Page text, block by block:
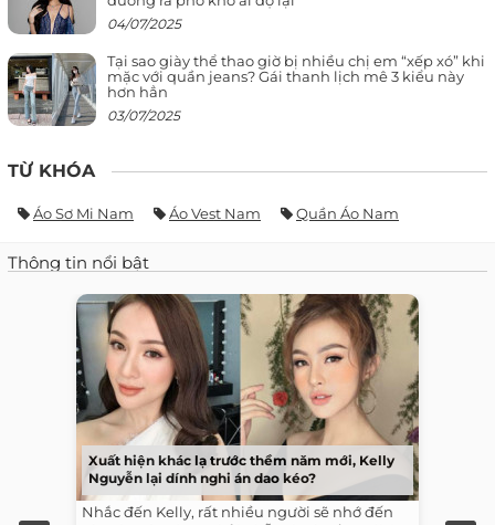
04/07/2025
Tại sao giày thể thao giờ bị nhiều chị em “xếp xó” khi
mặc với quần jeans? Gái thanh lịch mê 3 kiểu này
hơn hẳn
03/07/2025
TỪ KHÓA
Áo Sơ Mi Nam Áo Vest Nam Quần Áo Nam
Thông tin nổi bật
Xuất hiện khác lạ trước thềm năm mới, Kelly
Nguyễn lại dính nghi án dao kéo?
Nhắc đến Kelly, rất nhiều người sẽ nhớ đến